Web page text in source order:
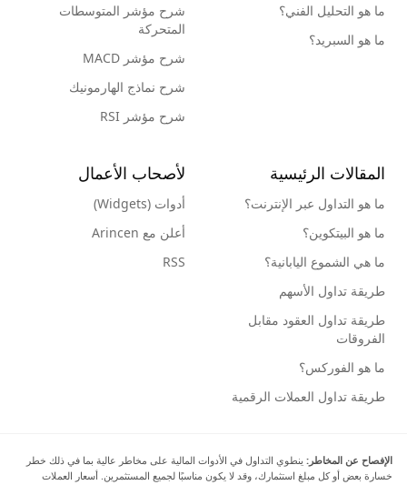
ما هو التحليل الفني؟
ما هو السبريد؟
شرح مؤشر المتوسطات
المتحركة
شرح مؤشر MACD
شرح نماذج الهارمونيك
شرح مؤشر RSI
المقالات الرئيسية
ما هو التداول عبر الإنترنت؟
ما هو البيتكوين؟
ما هي الشموع اليابانية؟
طريقة تداول الأسهم
طريقة تداول العقود مقابل
الفروقات
ما هو الفوركس؟
طريقة تداول العملات الرقمية
لأصحاب الأعمال
أدوات (Widgets)
أعلن مع Arincen
RSS
الإفصاح عن المخاطر: ينطوي التداول في الأدوات المالية على مخاطر عالية بما في ذلك خطر
خسارة بعض أو كل مبلغ استثمارك، وقد لا يكون مناسبًا لجميع المستثمرين. أسعار العملات